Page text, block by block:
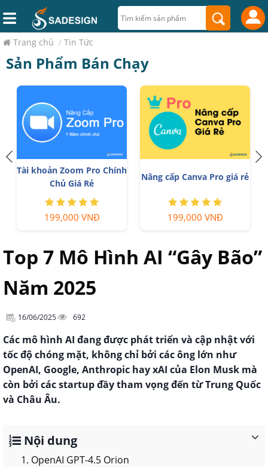
Trang chủ / Tin Tức
Sản Phẩm Bán Chạy
Tài khoản Zoom Pro Chính
Chủ Giá Rẻ
199,000 VNĐ
Nâng cấp Canva Pro giá rẻ
199,000 VNĐ
Top 7 Mô Hình AI “Gây Bão”
Năm 2025
16/06/2025 692
Các mô hình AI đang được phát triển và cập nhật với
tốc độ chóng mặt, không chỉ bởi các ông lớn như
OpenAI, Google, Anthropic hay xAI của Elon Musk mà
còn bởi các startup đầy tham vọng đến từ Trung Quốc
và Châu Âu.
Nội dung
1. OpenAI GPT-4.5 Orion